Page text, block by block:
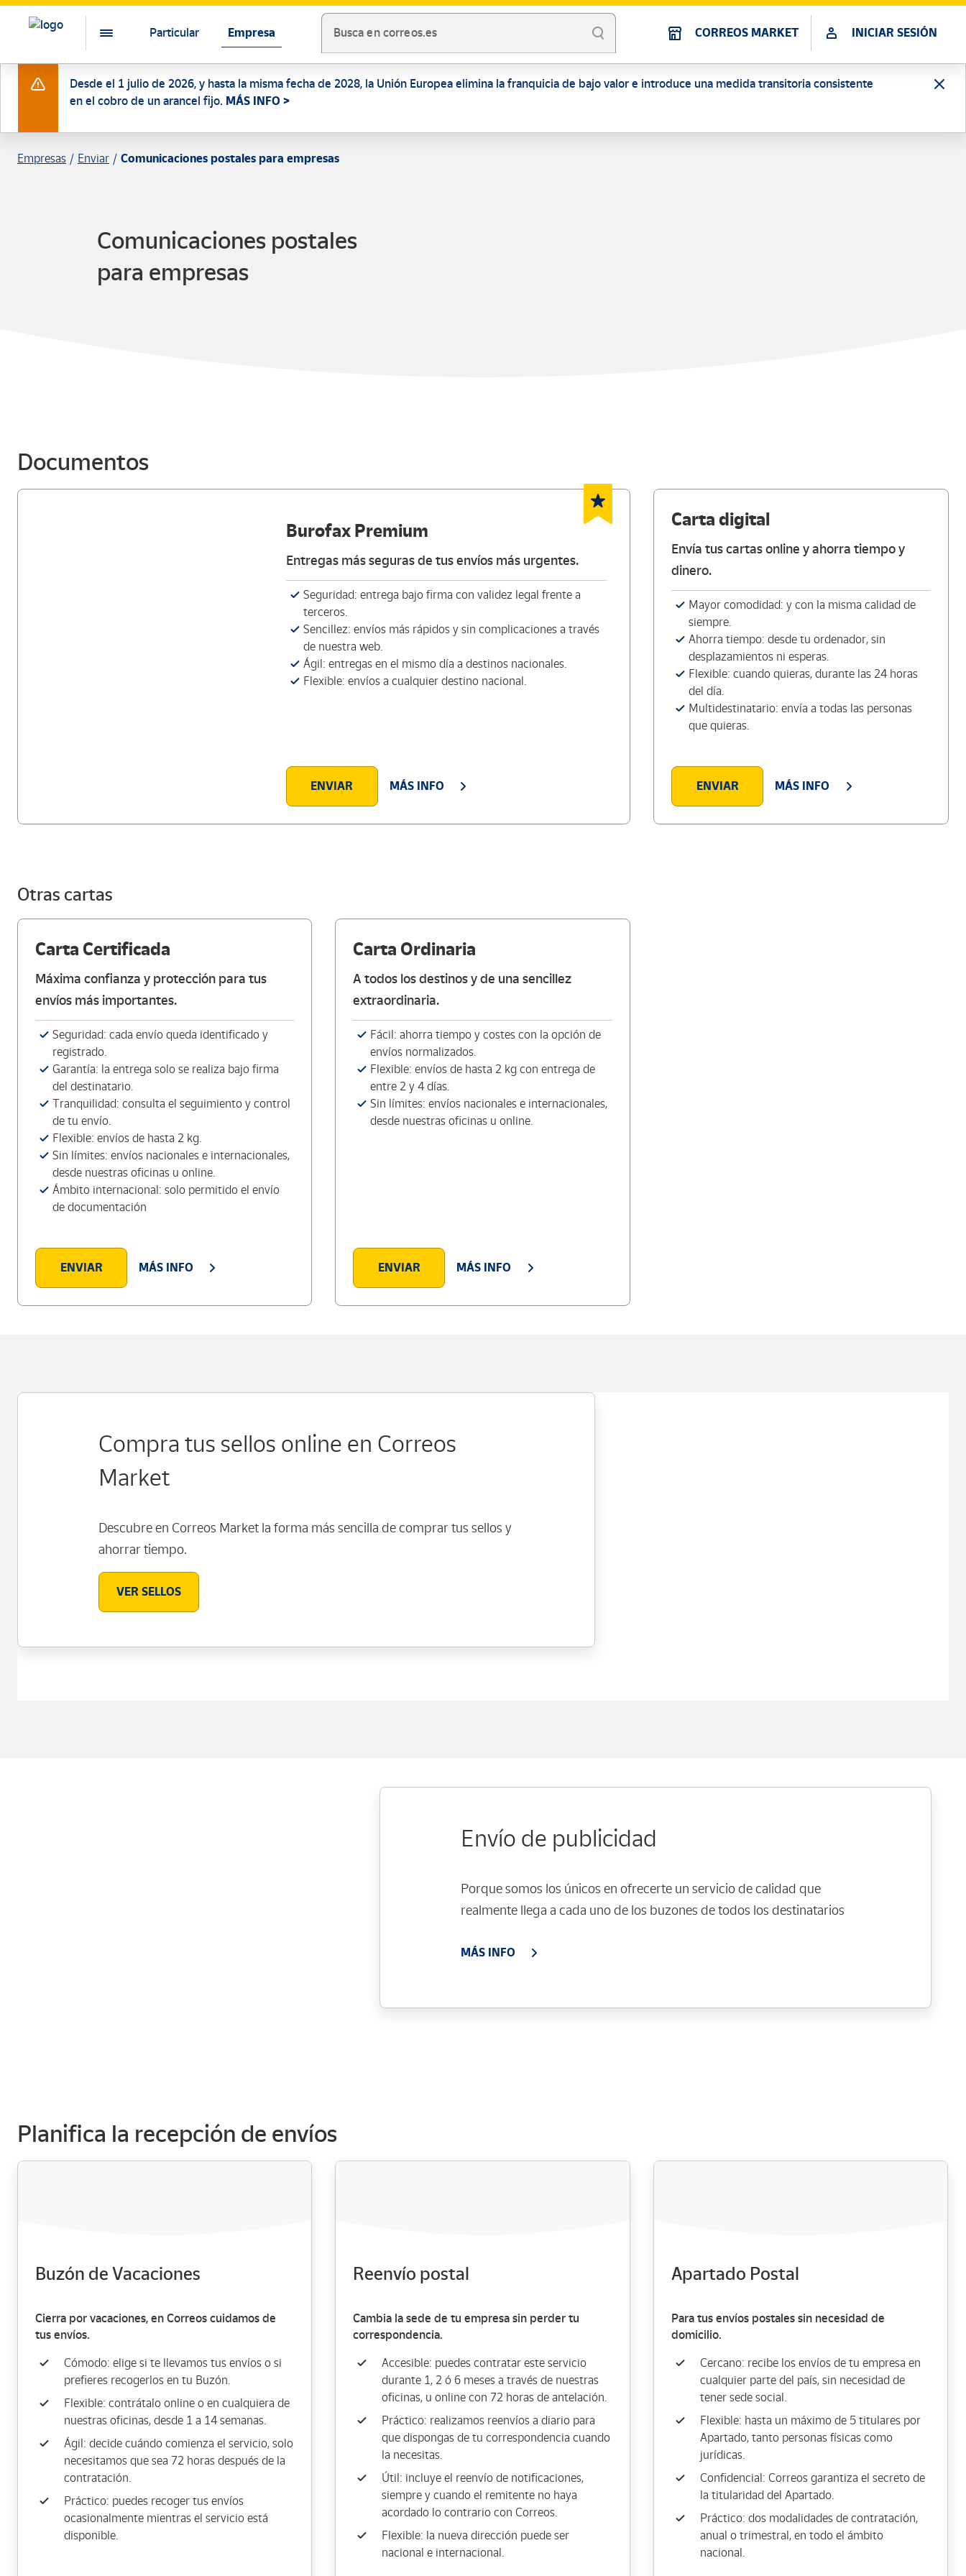
Particular Empresa Busca en correos.es CORREOS MARKET INICIAR SESIÓN
Desde el 1 julio de 2026, y hasta la misma fecha de 2028, la Unión Europea elimina la franquicia de bajo valor e introduce una medida transitoria consistente
en el cobro de un arancel fijo. MÁS INFO >
Empresas Enviar Comunicaciones postales para empresas
Comunicaciones postales
para empresas
Documentos
Burofax Premium
Entregas más seguras de tus envíos más urgentes.
Seguridad: entrega bajo firma con validez legal frente a
terceros.
Sencillez: envíos más rápidos y sin complicaciones a través
de nuestra web.
Ágil: entregas en el mismo día a destinos nacionales.
Flexible: envíos a cualquier destino nacional.
ENVIAR MÁS INFO
Carta digital
Envía tus cartas online y ahorra tiempo y
dinero.
Mayor comodidad: y con la misma calidad de
siempre.
Ahorra tiempo: desde tu ordenador, sin
desplazamientos ni esperas.
Flexible: cuando quieras, durante las 24 horas
del día.
Multidestinatario: envía a todas las personas
que quieras.
ENVIAR MÁS INFO
Otras cartas
Carta Certificada
Máxima confianza y protección para tus
envíos más importantes.
Seguridad: cada envío queda identificado y
registrado.
Garantía: la entrega solo se realiza bajo firma
del destinatario.
Tranquilidad: consulta el seguimiento y control
de tu envío.
Flexible: envíos de hasta 2 kg.
Sin límites: envíos nacionales e internacionales,
desde nuestras oficinas u online.
Ámbito internacional: solo permitido el envío
de documentación
ENVIAR MÁS INFO
Carta Ordinaria
A todos los destinos y de una sencillez
extraordinaria.
Fácil: ahorra tiempo y costes con la opción de
envíos normalizados.
Flexible: envíos de hasta 2 kg con entrega de
entre 2 y 4 días.
Sin límites: envíos nacionales e internacionales,
desde nuestras oficinas u online.
ENVIAR MÁS INFO
Compra tus sellos online en Correos
Market
Descubre en Correos Market la forma más sencilla de comprar tus sellos y
ahorrar tiempo.
VER SELLOS
Envío de publicidad
Porque somos los únicos en ofrecerte un servicio de calidad que
realmente llega a cada uno de los buzones de todos los destinatarios
MÁS INFO
Planifica la recepción de envíos
Buzón de Vacaciones
Cierra por vacaciones, en Correos cuidamos de
tus envíos.
Cómodo: elige si te llevamos tus envíos o si
prefieres recogerlos en tu Buzón.
Flexible: contrátalo online o en cualquiera de
nuestras oficinas, desde 1 a 14 semanas.
Ágil: decide cuándo comienza el servicio, solo
necesitamos que sea 72 horas después de la
contratación.
Práctico: puedes recoger tus envíos
ocasionalmente mientras el servicio está
disponible.
Reenvío postal
Cambia la sede de tu empresa sin perder tu
correspondencia.
Accesible: puedes contratar este servicio
durante 1, 2 ó 6 meses a través de nuestras
oficinas, u online con 72 horas de antelación.
Práctico: realizamos reenvíos a diario para
que dispongas de tu correspondencia cuando
la necesitas.
Útil: incluye el reenvío de notificaciones,
siempre y cuando el remitente no haya
acordado lo contrario con Correos.
Flexible: la nueva dirección puede ser
nacional e internacional.
Apartado Postal
Para tus envíos postales sin necesidad de
domicilio.
Cercano: recibe los envíos de tu empresa en
cualquier parte del país, sin necesidad de
tener sede social.
Flexible: hasta un máximo de 5 titulares por
Apartado, tanto personas físicas como
jurídicas.
Confidencial: Correos garantiza el secreto de
la titularidad del Apartado.
Práctico: dos modalidades de contratación,
anual o trimestral, en todo el ámbito
nacional.